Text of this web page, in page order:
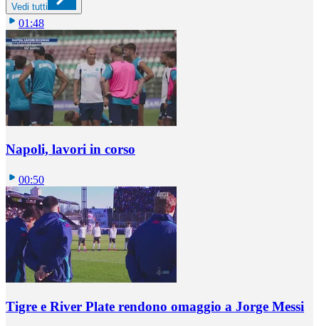
Vedi tutti
01:48
Napoli, lavori in corso
00:50
Tigre e River Plate rendono omaggio a Jorge Messi